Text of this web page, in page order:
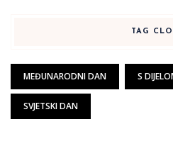
TAG
MEĐUNARODNI DAN S
SVJETSKI DAN